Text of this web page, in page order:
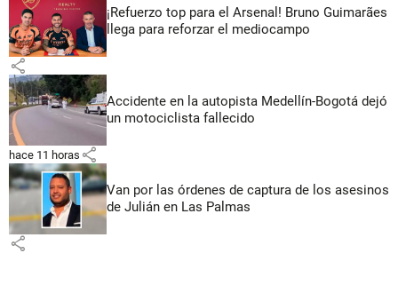
¡Refuerzo top para el Arsenal! Bruno Guimarães
llega para reforzar el mediocampo
share
Accidente en la autopista Medellín-Bogotá dejó
un motociclista fallecido
hace 11 horas share
Van por las órdenes de captura de los asesinos
de Julián en Las Palmas
share